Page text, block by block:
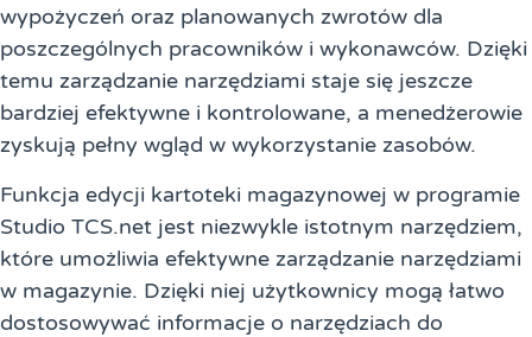
wypożyczeń oraz planowanych zwrotów dla
poszczególnych pracowników i wykonawców. Dzięki
temu zarządzanie narzędziami staje się jeszcze
bardziej efektywne i kontrolowane, a menedżerowie
zyskują pełny wgląd w wykorzystanie zasobów.
Funkcja edycji kartoteki magazynowej w programie
Studio TCS.net jest niezwykle istotnym narzędziem,
które umożliwia efektywne zarządzanie narzędziami
w magazynie. Dzięki niej użytkownicy mogą łatwo
dostosowywać informacje o narzędziach do